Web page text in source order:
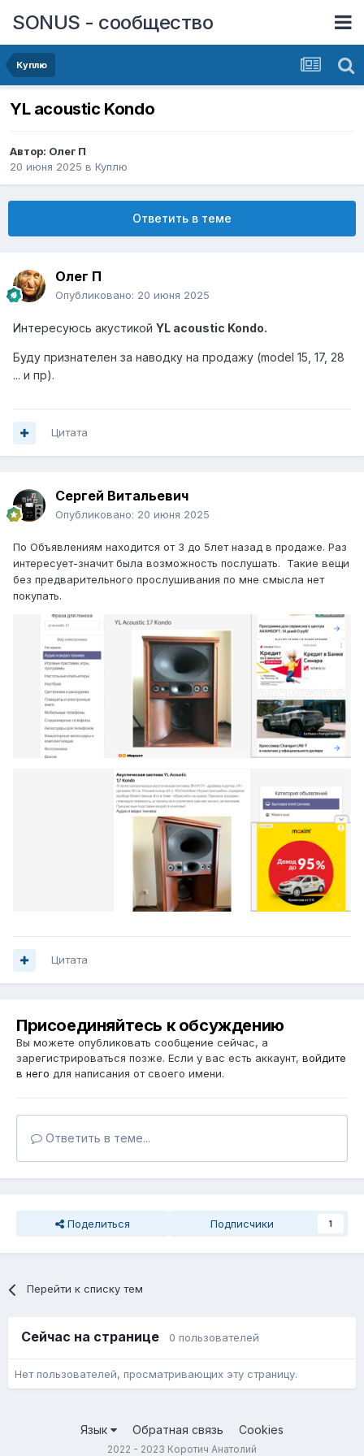
SONUS - сообщество
Куплю
YL acoustic Kondo
Автор: Олег П
20 июня 2025 в Куплю
Ответить в теме
Олег П
Опубликовано: 20 июня 2025
Интересуюсь акустикой YL acoustic Kondo.
Буду признателен за наводку на продажу (model 15, 17, 28
... и пр).
Цитата
Сергей Витальевич
Опубликовано: 20 июня 2025
По Объявлениям находится от 3 до 5лет назад в продаже. Раз
интересует-значит была возможность послушать. Такие вещи
без предварительного прослушивания по мне смысла нет
покупать.
Цитата
Присоединяйтесь к обсуждению
Вы можете опубликовать сообщение сейчас, а
зарегистрироваться позже. Если у вас есть аккаунт, войдите
в него для написания от своего имени.
Ответить в теме...
Поделиться Подписчики 1
Перейти к списку тем
Сейчас на странице 0 пользователей
Нет пользователей, просматривающих эту страницу.
Язык Обратная связь Cookies
2022 - 2023 Коротич Анатолий